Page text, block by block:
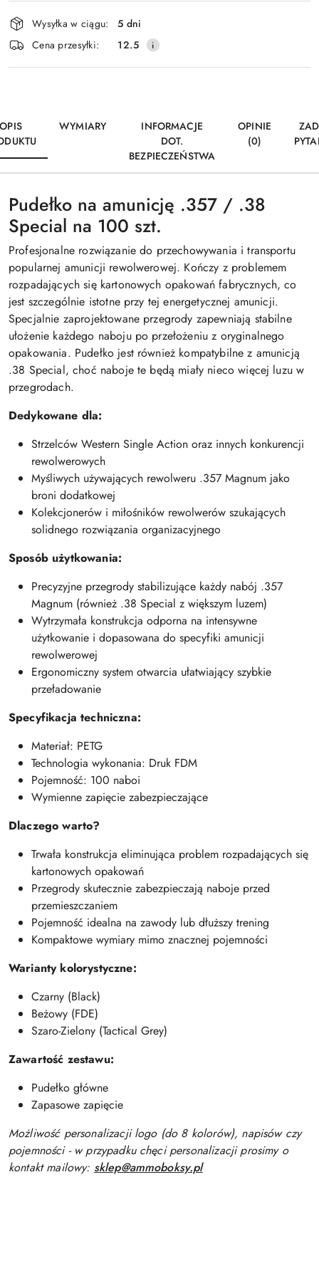
Wyślij
Dostępność
i
dostawa
Wysyłka w ciągu:
5 dni
Cena przesyłki:
12.5
OPIS
WYMIARY
INFORMACJE
DOT.
BEZPIECZEŃSTWA
OPINIE
(0)
Pudełko na amunicję .357 / .38
Special na 100 szt.
Profesjonalne rozwiązanie do przechowywania i transportu
popularnej amunicji rewolwerowej. Kończy z problemem
rozpadających się kartonowych opakowań fabrycznych, co
jest szczególnie istotne przy tej energetycznej amunicji.
Specjalnie zaprojektowane przegrody zapewniają stabilne
ułożenie każdego naboju po przełożeniu z oryginalnego
opakowania. Pudełko jest również kompatybilne z amunicją
.38 Special, choć naboje te będą miały nieco więcej luzu w
przegrodach.
Dedykowane dla:
Strzelców Western Single Action oraz innych konkurencji
rewolwerowych
Myśliwych używających rewolweru .357 Magnum jako
broni dodatkowej
Kolekcjonerów i miłośników rewolwerów szukających
solidnego rozwiązania organizacyjnego
Sposób użytkowania:
Precyzyjne przegrody stabilizujące każdy nabój .357
Magnum (również .38 Special z większym luzem)
Wytrzymała konstrukcja odporna na intensywne
użytkowanie i dopasowana do specyfiki amunicji
rewolwerowej
Ergonomiczny system otwarcia ułatwiający szybkie
przeładowanie
Specyfikacja techniczna:
Materiał: PETG
Technologia wykonania: Druk FDM
Pojemność: 100 naboi
Wymienne zapięcie zabezpieczające
Dlaczego warto?
Trwała konstrukcja eliminująca problem rozpadających się
kartonowych opakowań
Przegrody skutecznie zabezpieczają naboje przed
przemieszczaniem
Pojemność idealna na zawody lub dłuższy trening
Kompaktowe wymiary mimo znacznej pojemności
Warianty kolorystyczne:
Czarny (Black)
Beżowy (FDE)
Szaro-Zielony (Tactical Grey)
Zawartość zestawu:
Pudełko główne
Zapasowe zapięcie
Możliwość personalizacji logo (do 8 kolorów), napisów czy
pojemności - w przypadku chęci personalizacji prosimy o
kontakt mailowy: sklep@ammoboksy.pl